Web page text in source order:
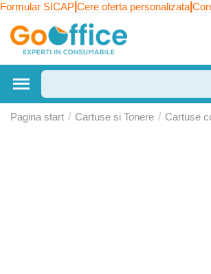
Formular SICAP Cere oferta personalizata
Pagina start / Cartuse si Tonere / Cartuse